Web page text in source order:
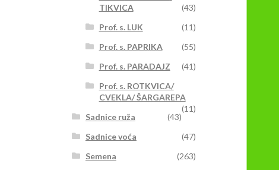
TIKVICA
(43)
Prof. s. LUK
(11)
Prof. s. PAPRIKA
(55)
Prof. s. PARADAJZ
(41)
Prof. s. ROTKVICA/
CVEKLA/ ŠARGAREPA
(11)
Sadnice ruža
(43)
Sadnice voća
(47)
Semena
(263)